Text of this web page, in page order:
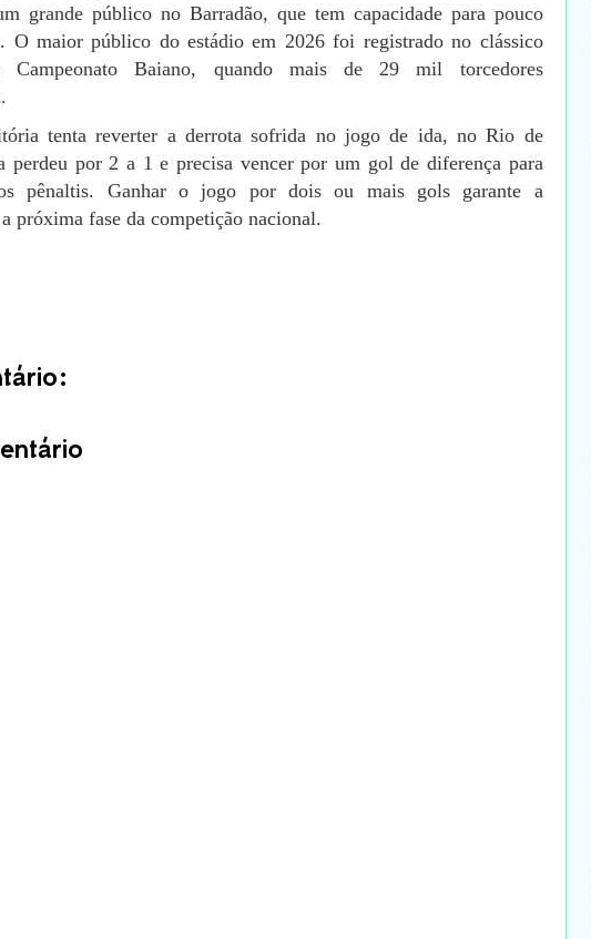
grande público no Barradão, que tem capacidade para pouco
O maior público do estádio em 2026 foi registrado no clássico
Baiano, quando mais de 29 mil torcedores
tenta reverter a derrota sofrida no jogo de ida, no Rio de
perdeu por 2 a 1 e precisa vencer por um gol de diferença para
pênaltis. Ganhar o jogo por dois ou mais gols garante a
próxima fase da competição nacional.